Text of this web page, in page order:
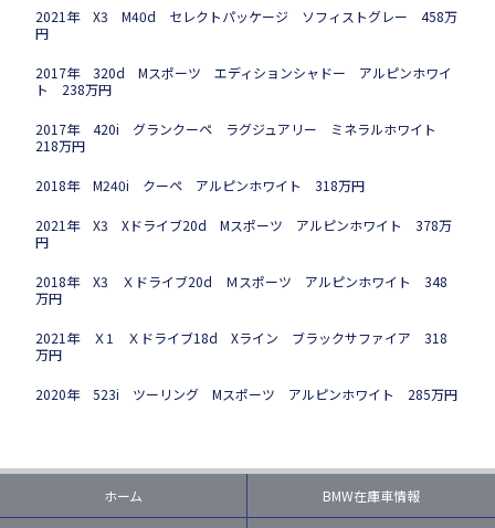
2021年 X3 M40d セレクトパッケージ ソフィストグレー 458万
円
2017年 320d Mスポーツ エディションシャドー アルピンホワイ
ト 238万円
2017年 420i グランクーペ ラグジュアリー ミネラルホワイト
218万円
2018年 M240i クーペ アルピンホワイト 318万円
2021年 X3 Xドライブ20d Mスポーツ アルピンホワイト 378万
円
2018年 X3 Ｘドライブ20d Ｍスポーツ アルピンホワイト 348
万円
2021年 Ｘ1 Ｘドライブ18d Xライン ブラックサファイア 318
万円
2020年 523i ツーリング Mスポーツ アルピンホワイト 285万円
ホーム BMW在庫車情報